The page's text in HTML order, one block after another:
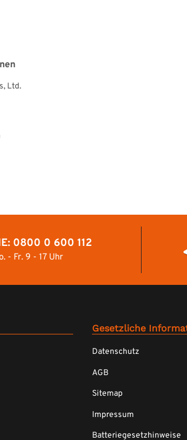
Ltd.
0800 0 600 112
- Fr. 9 - 17 Uhr
Gesetzliche
Datenschutz
AGB
Sitemap
Impressum
Batteriegesetzhinweise